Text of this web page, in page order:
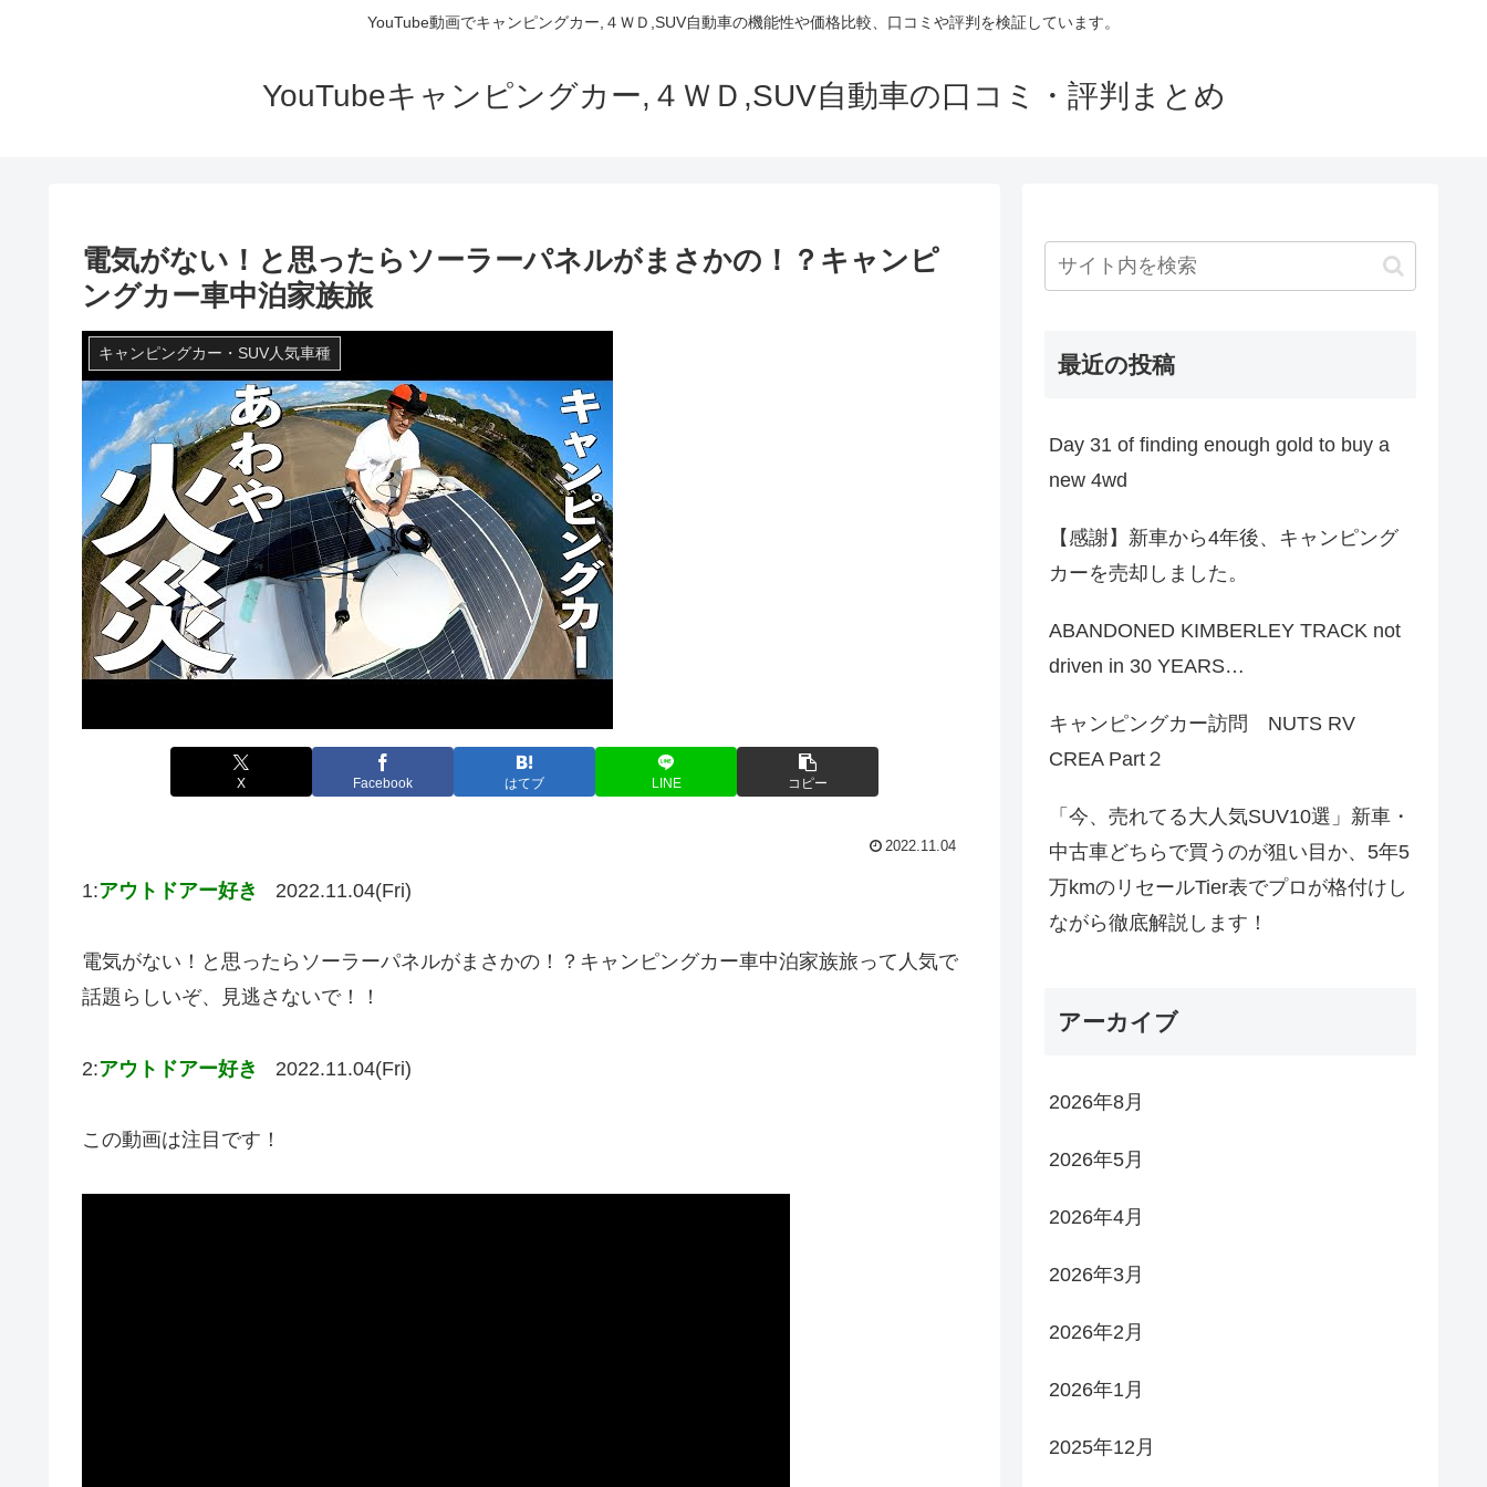
YouTube動画でキャンピングカー,４ＷＤ,SUV自動車の機能性や価格比較、口コミや評判を検証しています。
YouTubeキャンピングカー,４ＷＤ,SUV自動車の口コミ・評判まとめ
電気がない！と思ったらソーラーパネルがまさかの！？キャンピ
ングカー車中泊家族旅
キャンピングカー・SUV人気車種
X Facebook はてブ LINE コピー
2022.11.04
1:アウトドアー好き 2022.11.04(Fri)
電気がない！と思ったらソーラーパネルがまさかの！？キャンピングカー車中泊家族旅って人気で
話題らしいぞ、見逃さないで！！
2:アウトドアー好き 2022.11.04(Fri)
この動画は注目です！
最近の投稿
Day 31 of finding enough gold to buy a
new 4wd
【感謝】新車から4年後、キャンピング
カーを売却しました。
ABANDONED KIMBERLEY TRACK not
driven in 30 YEARS…
キャンピングカー訪問 NUTS RV
CREA Part２
「今、売れてる大人気SUV10選」新車・
中古車どちらで買うのが狙い目か、5年5
万kmのリセールTier表でプロが格付けし
ながら徹底解説します！
アーカイブ
2026年8月
2026年5月
2026年4月
2026年3月
2026年2月
2026年1月
2025年12月